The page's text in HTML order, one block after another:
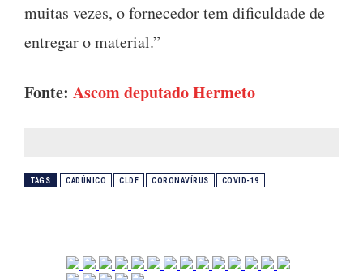
muitas vezes, o fornecedor tem dificuldade de
entregar o material.”
Fonte: Ascom deputado Hermeto
TAGS CADÚNICO CLDF CORONAVÍRUS COVID-19